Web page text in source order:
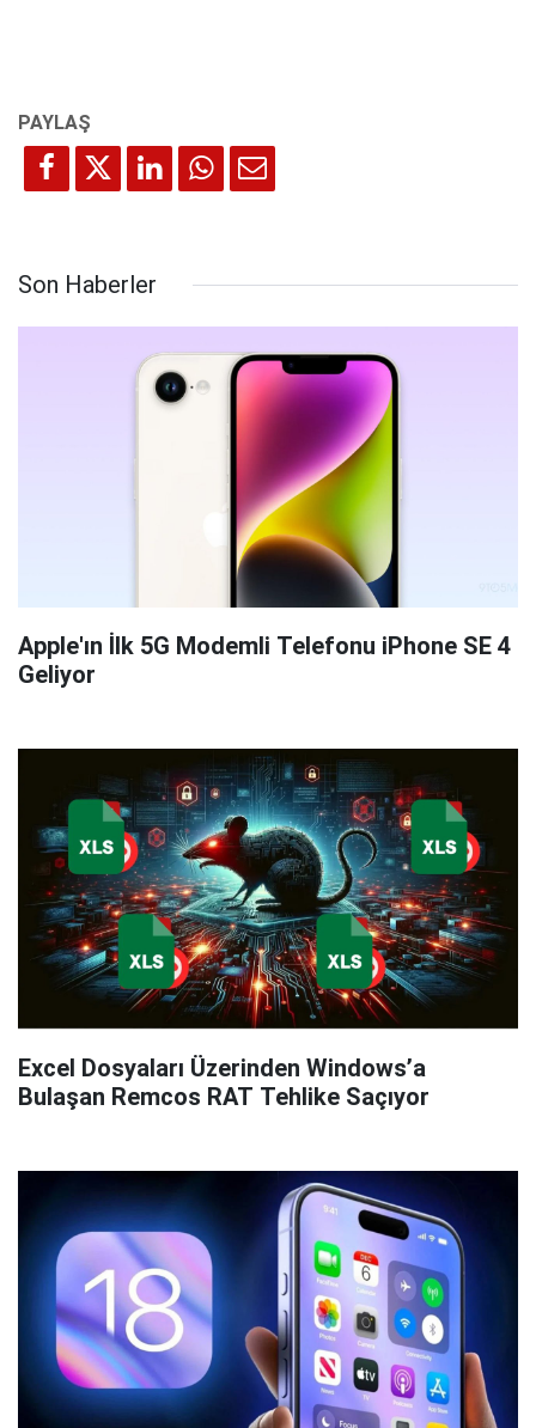
Son Haberler
Apple'ın İlk 5G Modemli Telefonu iPhone SE 4
Geliyor
Excel Dosyaları Üzerinden Windows’a
Bulaşan Remcos RAT Tehlike Saçıyor